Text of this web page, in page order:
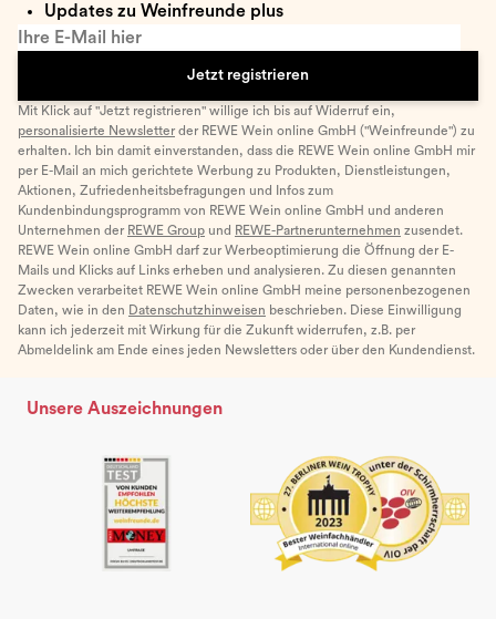
Updates zu Weinfreunde plus
Ihre E-Mail hier
Jetzt registrieren
Mit Klick auf "Jetzt registrieren" willige ich bis auf Widerruf ein,
personalisierte Newsletter der REWE Wein online GmbH ("Weinfreunde") zu
erhalten. Ich bin damit einverstanden, dass die REWE Wein online GmbH mir
per E-Mail an mich gerichtete Werbung zu Produkten, Dienstleistungen,
Aktionen, Zufriedenheitsbefragungen und Infos zum
Kundenbindungsprogramm von REWE Wein online GmbH und anderen
Unternehmen der REWE Group und REWE-Partnerunternehmen zusendet.
REWE Wein online GmbH darf zur Werbeoptimierung die Öffnung der E-
Mails und Klicks auf Links erheben und analysieren. Zu diesen genannten
Zwecken verarbeitet REWE Wein online GmbH meine personenbezogenen
Daten, wie in den Datenschutzhinweisen beschrieben. Diese Einwilligung
kann ich jederzeit mit Wirkung für die Zukunft widerrufen, z.B. per
Abmeldelink am Ende eines jeden Newsletters oder über den Kundendienst.
Unsere Auszeichnungen